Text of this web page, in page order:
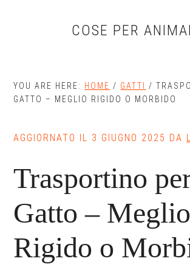
COSE PER
YOU ARE HERE: HOME / GATTI /
GATTO – MEGLIO RIGIDO O MORBIDO​
AGGIORNATO IL 3 GIUGNO 2025 DA
Trasportino
Gatto – Meglio
Rigido o